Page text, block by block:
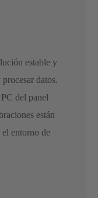
estable y
datos.
del panel
están
el entorno de